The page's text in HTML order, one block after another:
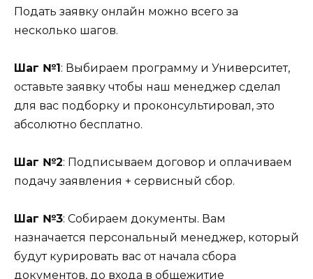
Подать заявку онлайн можно всего за
несколько шагов.
Шаг №1: Выбираем программу и Университет,
оставьте заявку чтобы наш менеджер сделал
для вас подборку и проконсультировал, это
абсолютно бесплатно.
Шаг №2: Подписываем договор и оплачиваем
подачу заявления + сервисный сбор.
Шаг №3: Собираем документы. Вам
назначается персональный менеджер, который
будут курировать вас от начала сбора
документов, до входа в общежитие